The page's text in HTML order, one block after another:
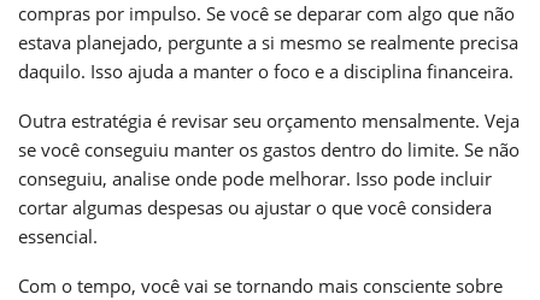
compras por impulso. Se você se deparar com algo que não
estava planejado, pergunte a si mesmo se realmente precisa
daquilo. Isso ajuda a manter o foco e a disciplina financeira.
Outra estratégia é revisar seu orçamento mensalmente. Veja
se você conseguiu manter os gastos dentro do limite. Se não
conseguiu, analise onde pode melhorar. Isso pode incluir
cortar algumas despesas ou ajustar o que você considera
essencial.
Com o tempo, você vai se tornando mais consciente sobre